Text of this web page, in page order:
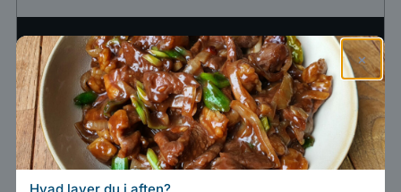
Har du lavet denne opskrift?
Tag @marcwinerpå Instagram!
×
Hvad laver du i aften?